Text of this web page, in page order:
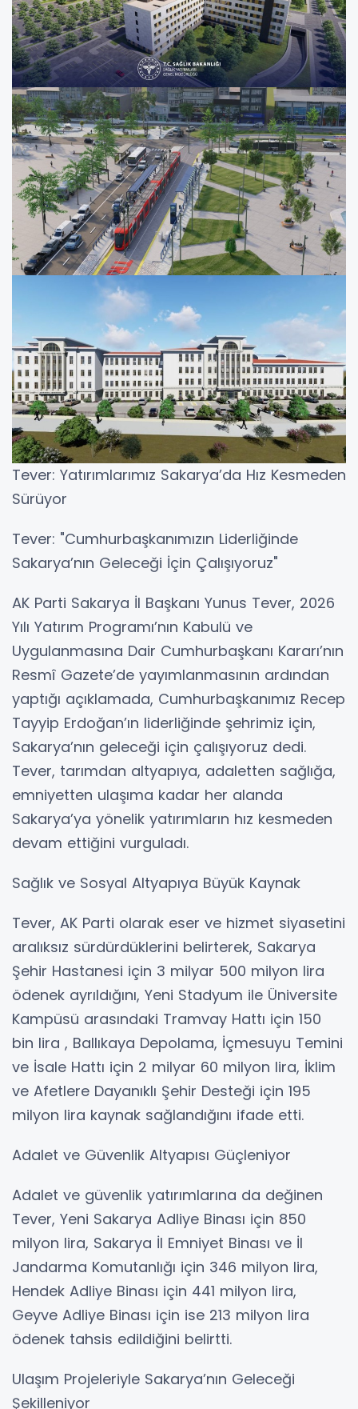
Tever: Yatırımlarımız Sakarya’da Hız Kesmeden
Sürüyor
Tever: "Cumhurbaşkanımızın Liderliğinde
Sakarya’nın Geleceği İçin Çalışıyoruz"
AK Parti Sakarya İl Başkanı Yunus Tever, 2026
Yılı Yatırım Programı’nın Kabulü ve
Uygulanmasına Dair Cumhurbaşkanı Kararı’nın
Resmî Gazete’de yayımlanmasının ardından
yaptığı açıklamada, Cumhurbaşkanımız Recep
Tayyip Erdoğan’ın liderliğinde şehrimiz için,
Sakarya’nın geleceği için çalışıyoruz dedi.
Tever, tarımdan altyapıya, adaletten sağlığa,
emniyetten ulaşıma kadar her alanda
Sakarya’ya yönelik yatırımların hız kesmeden
devam ettiğini vurguladı.
Sağlık ve Sosyal Altyapıya Büyük Kaynak
Tever, AK Parti olarak eser ve hizmet siyasetini
aralıksız sürdürdüklerini belirterek, Sakarya
Şehir Hastanesi için 3 milyar 500 milyon lira
ödenek ayrıldığını, Yeni Stadyum ile Üniversite
Kampüsü arasındaki Tramvay Hattı için 150
bin lira , Ballıkaya Depolama, İçmesuyu Temini
ve İsale Hattı için 2 milyar 60 milyon lira, İklim
ve Afetlere Dayanıklı Şehir Desteği için 195
milyon lira kaynak sağlandığını ifade etti.
Adalet ve Güvenlik Altyapısı Güçleniyor
Adalet ve güvenlik yatırımlarına da değinen
Tever, Yeni Sakarya Adliye Binası için 850
milyon lira, Sakarya İl Emniyet Binası ve İl
Jandarma Komutanlığı için 346 milyon lira,
Hendek Adliye Binası için 441 milyon lira,
Geyve Adliye Binası için ise 213 milyon lira
ödenek tahsis edildiğini belirtti.
Ulaşım Projeleriyle Sakarya’nın Geleceği
Şekilleniyor